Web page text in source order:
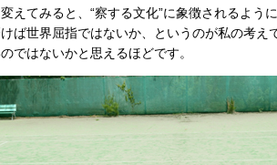
えてみると、“察する文化”に象徴されるよう
ば世界屈指ではないか、というのが私の考え
ではないかと思えるほどです。